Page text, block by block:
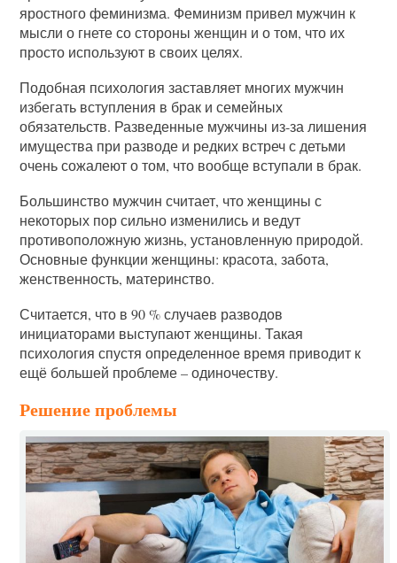
яростного феминизма. Феминизм привел мужчин к
мысли о гнете со стороны женщин и о том, что их
просто используют в своих целях.
Подобная психология заставляет многих мужчин
избегать вступления в брак и семейных
обязательств. Разведенные мужчины из-за лишения
имущества при разводе и редких встреч с детьми
очень сожалеют о том, что вообще вступали в брак.
Большинство мужчин считает, что женщины с
некоторых пор сильно изменились и ведут
противоположную жизнь, установленную природой.
Основные функции женщины: красота, забота,
женственность, материнство.
Считается, что в 90 % случаев разводов
инициаторами выступают женщины. Такая
психология спустя определенное время приводит к
ещё большей проблеме – одиночеству.
Решение проблемы